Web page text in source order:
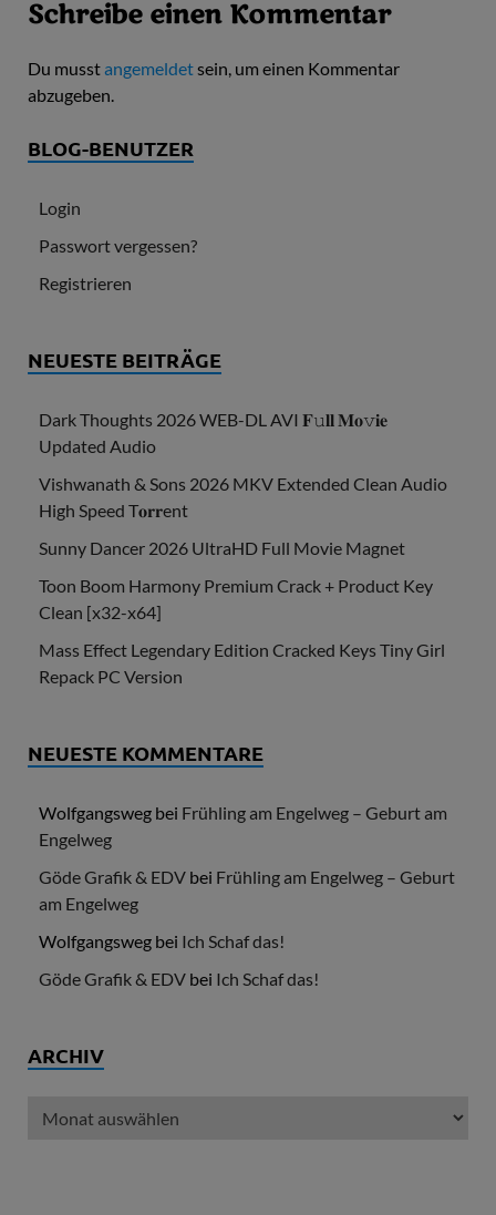
Schreibe einen Kommentar
Du musstangemeldetsein, um einen Kommentar
abzugeben.
BLOG-BENUTZER
Login
Passwort vergessen?
Registrieren
NEUESTE BEITRÄGE
Dark Thoughts 2026 WEB-DL AVI 𝐅𝚞𝐥𝐥 𝐌𝐨𝚟𝐢𝐞
Updated Audio
Vishwanath & Sons 2026 MKV Extended Clean Audio
High Speed T𝐨𝐫𝐫ent
Sunny Dancer 2026 UltraHD Full Movie Magnet
Toon Boom Harmony Premium Crack + Product Key
Clean [x32-x64]
Mass Effect Legendary Edition Cracked Keys Tiny Girl
Repack PC Version
NEUESTE KOMMENTARE
Wolfgangsweg bei Frühling am Engelweg – Geburt am
Engelweg
Göde Grafik & EDV bei Frühling am Engelweg – Geburt
am Engelweg
Wolfgangsweg bei Ich Schaf das!
Göde Grafik & EDV bei Ich Schaf das!
ARCHIV